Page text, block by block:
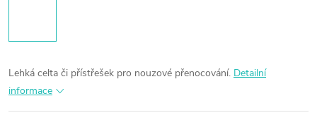
Lehká celta či přístřešek pro nouzové přenocování. Detailní
informace